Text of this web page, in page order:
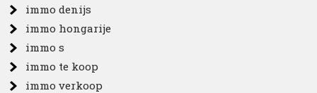
immo denijs
immo hongarije
immo s
immo te koop
immo verkoop